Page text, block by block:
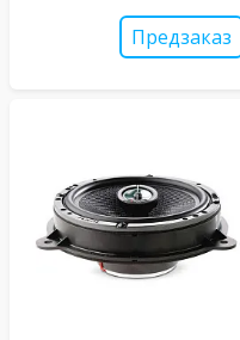
Предзаказ